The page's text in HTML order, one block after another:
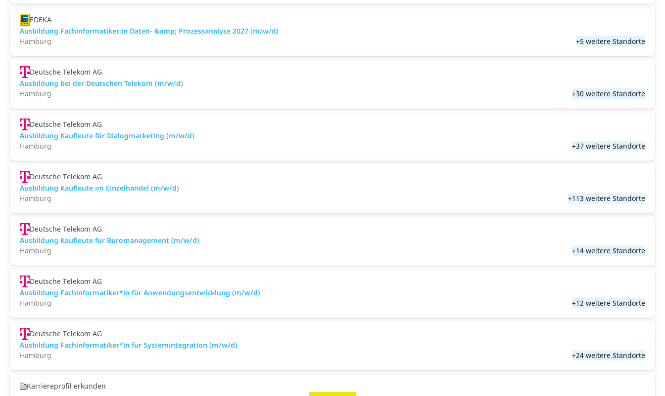
EDEKA
Ausbildung Fachinformatiker:in Daten- &amp; Prozessanalyse 2027 (m/w/d)
Hamburg
+5 weitere Standorte
Deutsche Telekom AG
Ausbildung bei der Deutschen Telekom (m/w/d)
Hamburg
+30 weitere Standorte
Deutsche Telekom AG
Ausbildung Kaufleute für Dialogmarketing (m/w/d)
Hamburg
+37 weitere Standorte
Deutsche Telekom AG
Ausbildung Kaufleute im Einzelhandel (m/w/d)
Hamburg
+113 weitere Standorte
Deutsche Telekom AG
Ausbildung Kaufleute für Büromanagement (m/w/d)
Hamburg
+14 weitere Standorte
Deutsche Telekom AG
Ausbildung Fachinformatiker*in für Anwendungsentwicklung (m/w/d)
Hamburg
+12 weitere Standorte
Deutsche Telekom AG
Ausbildung Fachinformatiker*in für Systemintegration (m/w/d)
Hamburg
+24 weitere Standorte
Karriereprofil erkunden